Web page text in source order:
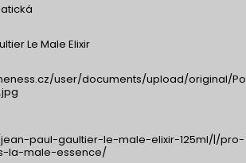
Le Male Elixir
user/documents/upload/original/
paul-gaultier-le-male-elixir-125ml/|/pro-
la-male-essence/